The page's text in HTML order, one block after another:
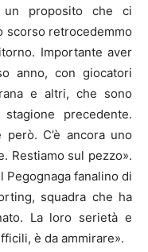
un proposito che ci
scorso retrocedemmo
Importante aver
anno, con giocatori
e altri, che sono
precedente.
C’è ancora uno
Restiamo sul pezzo».
Pegognaga fanalino di
squadra che ha
La loro serietà e
è da ammirare».